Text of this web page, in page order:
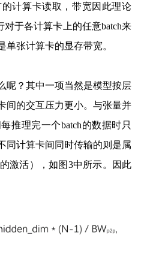
计算卡读取，带宽因此理论
对于各计算卡上的任意batch来
张计算卡的显存带宽。
呢？其中一项当然是模型按层
间的交互压力更小。与张量并
推理完一个batch的数据时只
同计算卡间同时传输的则是属
激活），如图3中所示。因此